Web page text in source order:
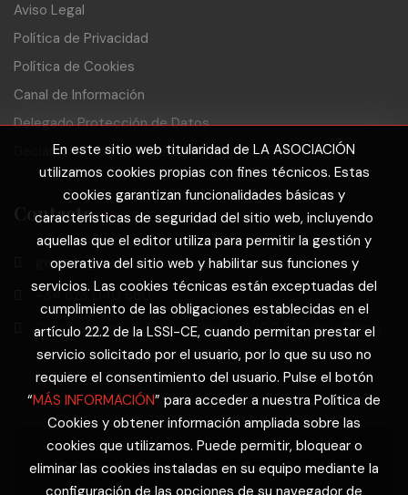
Aviso Legal
Política de Privacidad
Política de Cookies
Canal de Información
Delegado Protección de Datos
Declaración de Accesibilidad
Contacto
gerente@cascohistoricosantacruz.com
+34 623 040 680
Calle Vaquero, 2º Bloque (Bajo). 38700 S/C de la Palma
© Copyright Casco Histórico Santa Cruz de La
En este sitio web titularidad de LA ASOCIACIÓN
utilizamos cookies propias con fines técnicos. Estas
cookies garantizan funcionalidades básicas y
características de seguridad del sitio web, incluyendo
aquellas que el editor utiliza para permitir la gestión y
operativa del sitio web y habilitar sus funciones y
servicios. Las cookies técnicas están exceptuadas del
cumplimiento de las obligaciones establecidas en el
artículo 22.2 de la LSSI-CE, cuando permitan prestar el
servicio solicitado por el usuario, por lo que su uso no
requiere el consentimiento del usuario. Pulse el botón
“MÁS INFORMACIÓN” para acceder a nuestra Política de
Cookies y obtener información ampliada sobre las
cookies que utilizamos. Puede permitir, bloquear o
eliminar las cookies instaladas en su equipo mediante la
configuración de las opciones de su navegador de